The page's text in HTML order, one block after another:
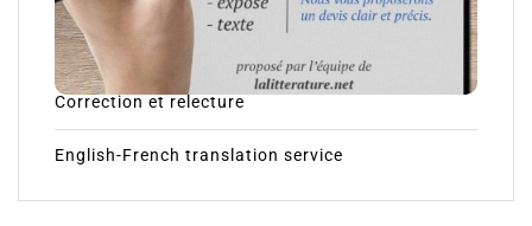
Correction et relecture
English-French translation service